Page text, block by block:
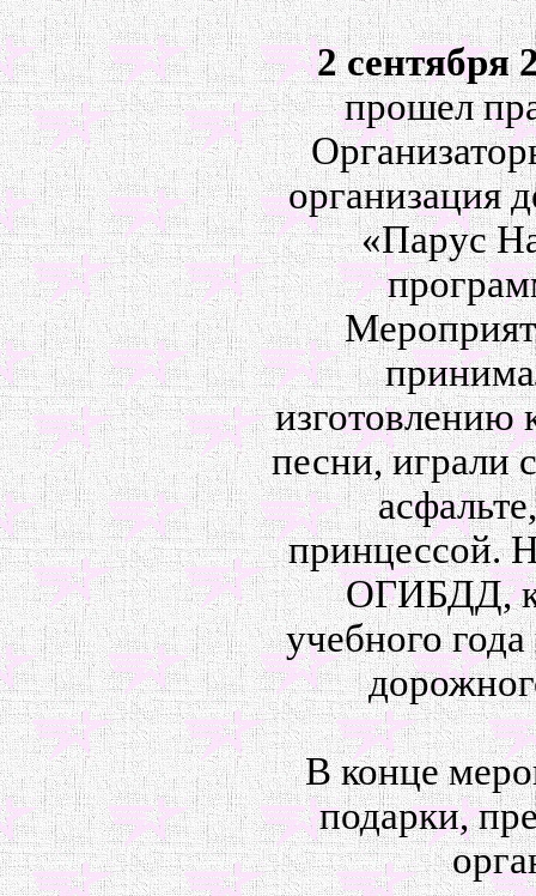
2 сентября
прошел
организация
«Парус
изготовлению
песни, играли
принцессой.
ОГИБДД,
учебного
В конце
подарки,